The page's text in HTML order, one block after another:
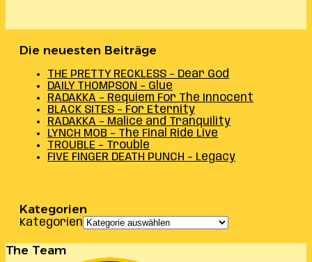
Die neuesten Beiträge
THE PRETTY RECKLESS – Dear God
DAILY THOMPSON – Glue
RADAKKA – Requiem For The Innocent
BLACK SITES – For Eternity
RADAKKA – Malice and Tranquility
LYNCH MOB – The Final Ride Live
TROUBLE – Trouble
FIVE FINGER DEATH PUNCH – Legacy
Kategorien
Kategorien
The Team